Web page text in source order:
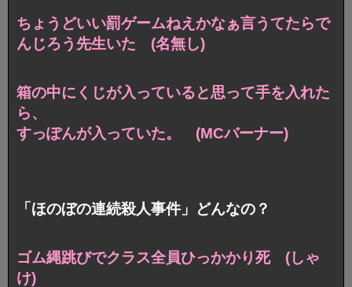
ちょうどいい罰ゲームねえかなぁ言うてたらで
んじろう先生いた (名無し)
箱の中にくじが入っていると思って手を入れた
ら、
すっぽんが入っていた。 (MCバーナー)
「ほのぼの連続殺人事件」どんなの？
ゴム縄跳びでクラス全員ひっかかり死 (しゃ
け)